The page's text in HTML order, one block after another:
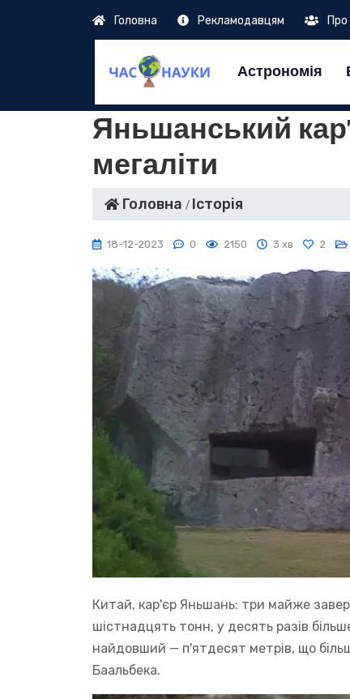
Головна Рекламодавцям Про
Астрономія
Яньшанський
мегаліти
Головна Історія
18-12-2023 0 2150 3 хв 2
Китай, кар'єр Яньшань: три майже
шістнадцять тонн, у десять разів
найдовший — п'ятдесят метрів, що
Баальбека.